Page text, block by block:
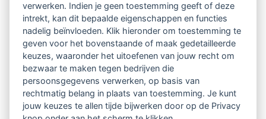
Tijdschrift voor
Begeleidingskunde & kennisbank
Beroepsregistratie (LVSC keurmerk)
Lid worden van LVSC
verwerken. Indien je geen toestemming geeft of deze
intrekt, kan dit bepaalde eigenschappen en functies
nadelig beïnvloeden. Klik hieronder om toestemming te
geven voor het bovenstaande of maak gedetailleerde
keuzes, waaronder het uitoefenen van jouw recht om
bezwaar te maken tegen bedrijven die
persoonsgegevens verwerken, op basis van
rechtmatig belang in plaats van toestemming. Je kunt
jouw keuzes te allen tijde bijwerken door op de Privacy